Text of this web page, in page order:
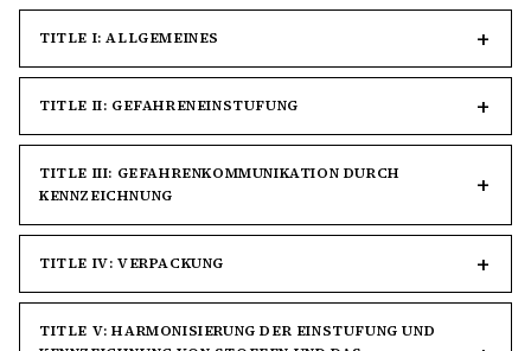
TITLE I: ALLGEMEINES
TITLE II: GEFAHRENEINSTUFUNG
TITLE III: GEFAHRENKOMMUNIKATION DURCH
KENNZEICHNUNG
TITLE IV: VERPACKUNG
TITLE V: HARMONISIERUNG DER EINSTUFUNG UND